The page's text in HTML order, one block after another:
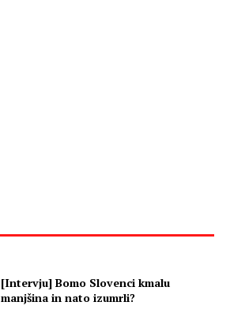
[Intervju] Bomo Slovenci kmalu
manjšina in nato izumrli?